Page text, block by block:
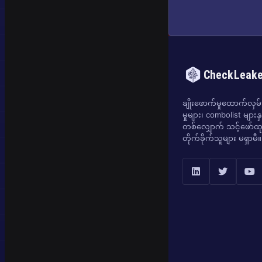
ချိုးဖောက်မှုထောက်လှ
မှုများ၊ combolist မျာ
တစ်လျှောက် သင့်ဖော်
တိုက်ခိုက်သူများ မရှာမီ။